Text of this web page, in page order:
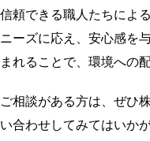
信頼できる職人たちによ
ニーズに応え、安心感を
まれることで、環境への
ご相談がある方は、ぜひ
い合わせしてみてはいか